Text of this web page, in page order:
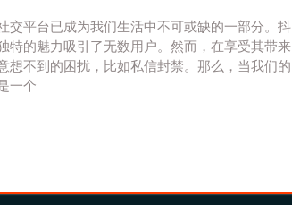
交平台已成为我们生活中不可或缺的一部分。抖
特的魅力吸引了无数用户。然而，在享受其带来
想不到的困扰，比如私信封禁。那么，当我们的
一个